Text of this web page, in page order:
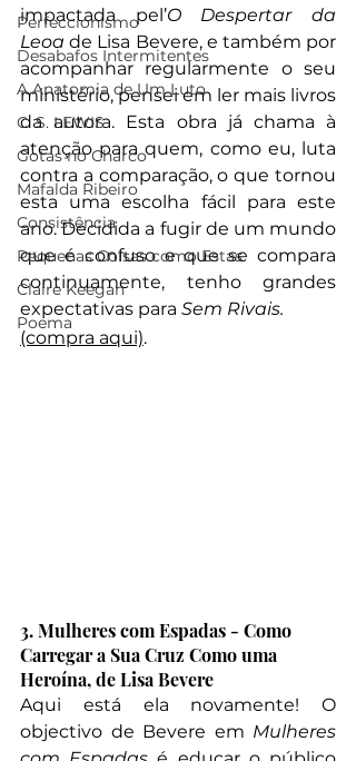
Perfeccionismo
Desabafos Intermitentes
A Anatomia de Um Luto
C. S. LEWIS
Gotas no Charco
Mafalda Ribeiro
Consistência
Pequenas Coisas como Estas
Claire Keegan
Poema
impactada pel’O Despertar da
Leoa de Lisa Bevere, e também por
acompanhar regularmente o seu
ministério, pensei em ler mais livros
da autora. Esta obra já chama à
atenção para quem, como eu, luta
contra a comparação, o que tornou
esta uma escolha fácil para este
ano. Decidida a fugir de um mundo
que é confuso e que se compara
continuamente, tenho grandes
expectativas para Sem Rivais.
(compra aqui).
3. Mulheres com Espadas - Como
Carregar a Sua Cruz Como uma
Heroína, de Lisa Bevere
Aqui está ela novamente! O
objectivo de Bevere em Mulheres